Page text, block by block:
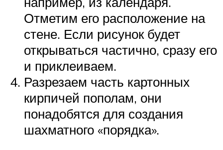
Отметим его расположение на
стене. Если рисунок будет
открываться частично, сразу его
и приклеиваем.
Разрезаем часть картонных
кирпичей пополам, они
понадобятся для создания
шахматного «порядка».